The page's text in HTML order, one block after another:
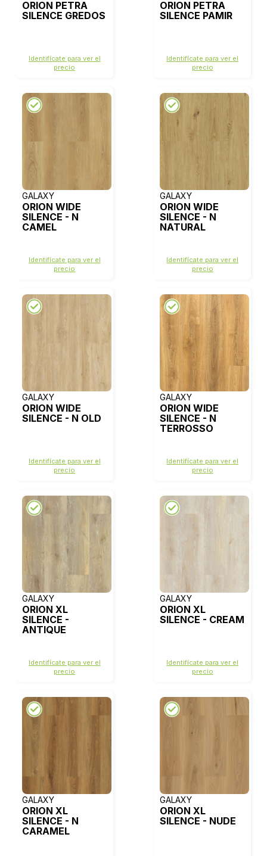
ORION PETRA
SILENCE GREDOS
Identifícate para ver el
precio
ORION PETRA
SILENCE PAMIR
Identifícate para ver el
precio
GALAXY
ORION WIDE
SILENCE - N
CAMEL
Identifícate para ver el
precio
GALAXY
ORION WIDE
SILENCE - N
NATURAL
Identifícate para ver el
precio
GALAXY
ORION WIDE
SILENCE - N OLD
Identifícate para ver el
precio
GALAXY
ORION WIDE
SILENCE - N
TERROSSO
Identifícate para ver el
precio
GALAXY
ORION XL
SILENCE -
ANTIQUE
Identifícate para ver el
precio
GALAXY
ORION XL
SILENCE - CREAM
Identifícate para ver el
precio
GALAXY
ORION XL
SILENCE - N
CARAMEL
GALAXY
ORION XL
SILENCE - NUDE